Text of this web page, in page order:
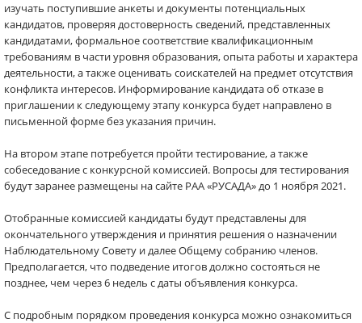
изучать поступившие анкеты и документы потенциальных
кандидатов, проверяя достоверность сведений, представленных
кандидатами, формальное соответствие квалификационным
требованиям в части уровня образования, опыта работы и характера
деятельности, а также оценивать соискателей на предмет отсутствия
конфликта интересов. Информирование кандидата об отказе в
приглашении к следующему этапу конкурса будет направлено в
письменной форме без указания причин.
На втором этапе потребуется пройти тестирование, а также
собеседование с конкурсной комиссией. Вопросы для тестирования
будут заранее размещены на сайте РАА «РУСАДА» до 1 ноября 2021.
Отобранные комиссией кандидаты будут представлены для
окончательного утверждения и принятия решения о назначении
Наблюдательному Совету и далее Общему собранию членов.
Предполагается, что подведение итогов должно состояться не
позднее, чем через 6 недель с даты объявления конкурса.
С подробным порядком проведения конкурса можно ознакомиться